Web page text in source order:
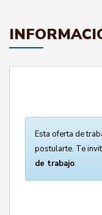
Esta oferta de
postularte. Te
de trabajo.